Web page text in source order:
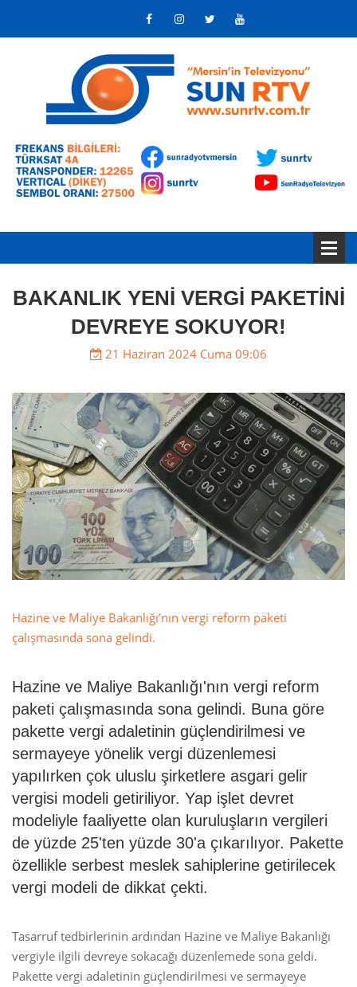
BAKANLIK YENİ VERGİ PAKETİNİ
DEVREYE SOKUYOR!
21 Haziran 2024 Cuma 09:06
Hazine ve Maliye Bakanlığı’nın vergi reform paketi
çalışmasında sona gelindi.
Hazine ve Maliye Bakanlığı'nın vergi reform
paketi çalışmasında sona gelindi. Buna göre
pakette vergi adaletinin güçlendirilmesi ve
sermayeye yönelik vergi düzenlemesi
yapılırken çok uluslu şirketlere asgari gelir
vergisi modeli getiriliyor. Yap işlet devret
modeliyle faaliyette olan kuruluşların vergileri
de yüzde 25'ten yüzde 30'a çıkarılıyor. Pakette
özellikle serbest meslek sahiplerine getirilecek
vergi modeli de dikkat çekti.
Tasarruf tedbirlerinin ardından Hazine ve Maliye Bakanlığı
vergiyle ilgili devreye sokacağı düzenlemede sona geldi.
Pakette vergi adaletinin güçlendirilmesi ve sermayeye